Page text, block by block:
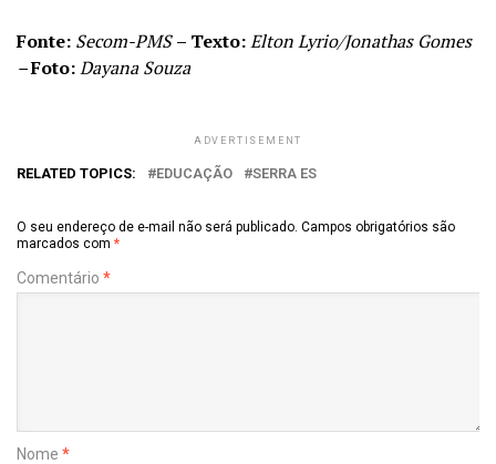
Fonte: Secom-PMS – Texto:Elton Lyrio/Jonathas Gomes
–Foto:Dayana Souza
ADVERTISEMENT
RELATED TOPICS: EDUCAÇÃO SERRA ES
O seu endereço de e-mail não será publicado. Campos obrigatórios são
marcados com *
Comentário *
Nome *